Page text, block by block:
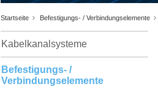
Startseite Befestigungs- / Verbindungselemente
Kabelkanalsysteme
Befestigungs- /
Verbindungselemente